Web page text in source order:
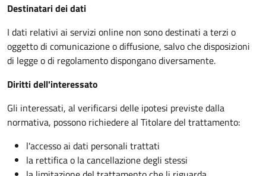
Destinatari dei dati
I dati relativi ai servizi online non sono destinati a terzi o
oggetto di comunicazione o diffusione, salvo che disposizioni
di legge o di regolamento dispongano diversamente.
Diritti dell'interessato
Gli interessati, al verificarsi delle ipotesi previste dalla
normativa, possono richiedere al Titolare del trattamento:
l'accesso ai dati personali trattati
la rettifica o la cancellazione degli stessi